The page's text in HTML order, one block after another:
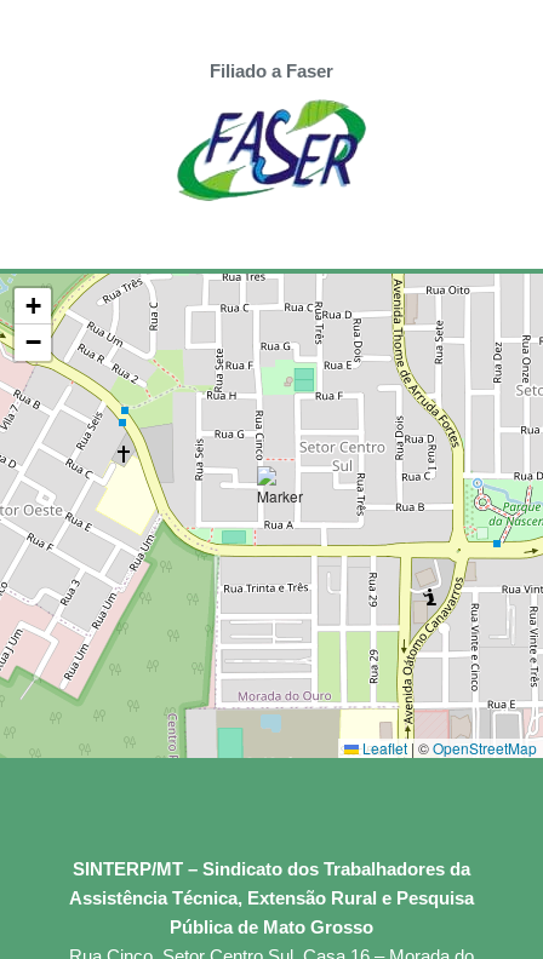
Filiado a Faser
+
−
Leaflet | ©OpenStreetMap
SINTERP/MT – Sindicato dos Trabalhadores da
Assistência Técnica, Extensão Rural e Pesquisa
Pública de Mato Grosso